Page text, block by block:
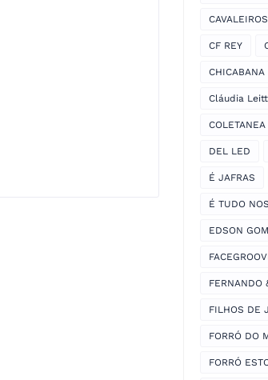
CF REY
CHICABANA
Cláudia
COLETANEA
DEL LED
É JAFRAS
É TUDO
EDSON
FERNANDO
FILHOS DE
FORRÓ DO
FORRÓ